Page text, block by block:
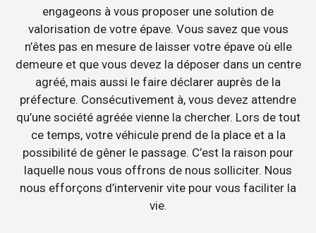
engageons à vous proposer une solution de
valorisation de votre épave. Vous savez que vous
n’êtes pas en mesure de laisser votre épave où elle
demeure et que vous devez la déposer dans un centre
agréé, mais aussi le faire déclarer auprès de la
préfecture. Consécutivement à, vous devez attendre
qu’une société agréée vienne la chercher. Lors de tout
ce temps, votre véhicule prend de la place et a la
possibilité de gêner le passage. C’est la raison pour
laquelle nous vous offrons de nous solliciter. Nous
nous efforçons d’intervenir vite pour vous faciliter la
vie.